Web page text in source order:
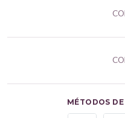
MÉTODOS